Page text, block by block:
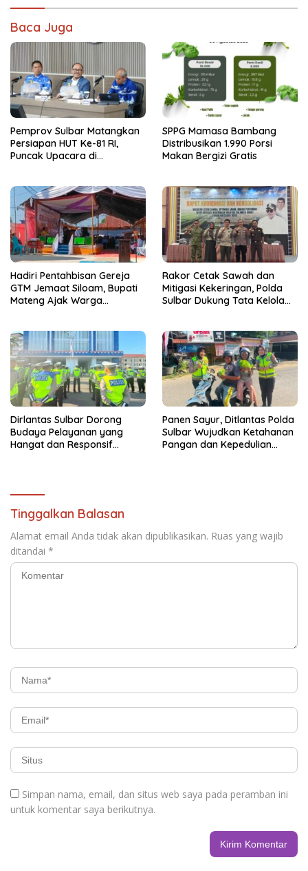
Baca Juga
Pemprov Sulbar Matangkan
Persiapan HUT Ke-81 RI,
Puncak Upacara di
SPPG Mamasa Bambang
Distribusikan 1.990 Porsi
Makan Bergizi Gratis
Hadiri Pentahbisan Gereja
GTM Jemaat Siloam, Bupati
Mateng Ajak Warga
Rakor Cetak Sawah dan
Mitigasi Kekeringan, Polda
Sulbar Dukung Tata Kelola
Dirlantas Sulbar Dorong
Budaya Pelayanan yang
Hangat dan Responsif
Panen Sayur, Ditlantas Polda
Sulbar Wujudkan Ketahanan
Pangan dan Kepedulian
Tinggalkan Balasan
Alamat email Anda tidak akan dipublikasikan. Ruas yang wajib
ditandai *
Simpan nama, email, dan situs web saya pada peramban ini
untuk komentar saya berikutnya.